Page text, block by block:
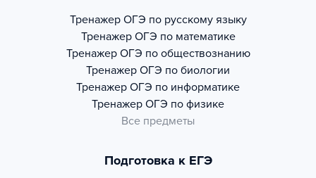
Тренажер ОГЭ по русскому языку
Тренажер ОГЭ по математике
Тренажер ОГЭ по обществознанию
Тренажер ОГЭ по биологии
Тренажер ОГЭ по информатике
Тренажер ОГЭ по физике
Все предметы
Подготовка к ЕГЭ